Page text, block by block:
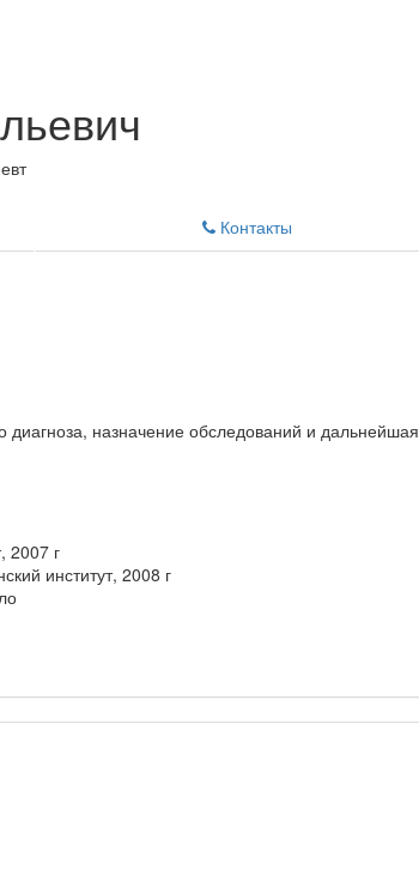
Контакты
диагноза, назначение обследований и дальнейшая
2007 г
институт, 2008 г